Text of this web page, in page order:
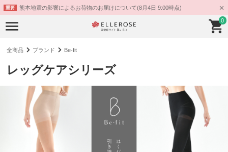
重要 熊本地震の影響によるお荷物のお届けについて(8月4日 9:00時点)
0
全商品 ブランド Be-fit
レッグケアシリーズ